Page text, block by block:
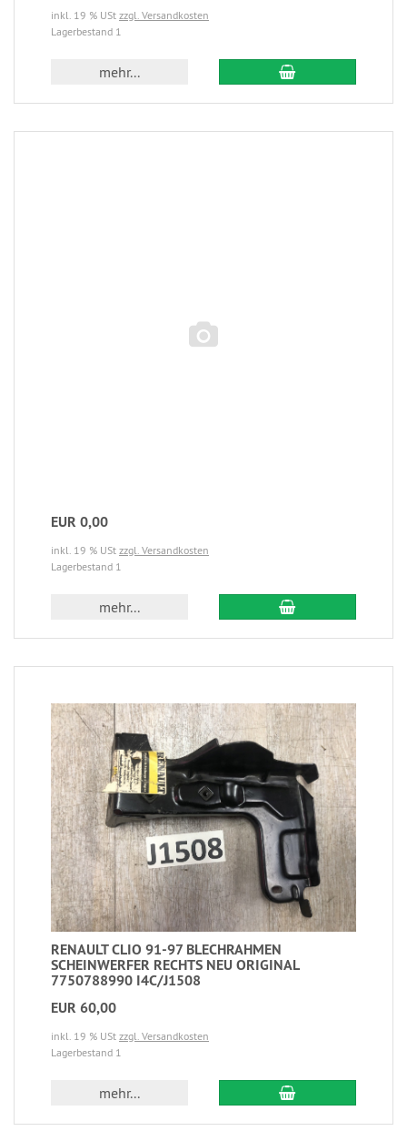
inkl. 19 % USt zzgl. Versandkosten
Lagerbestand 1
mehr...
EUR 0,00
inkl. 19 % USt zzgl. Versandkosten
Lagerbestand 1
mehr...
RENAULT CLIO 91-97 BLECHRAHMEN
SCHEINWERFER RECHTS NEU ORIGINAL
7750788990 I4C/J1508
EUR 60,00
inkl. 19 % USt zzgl. Versandkosten
Lagerbestand 1
mehr...